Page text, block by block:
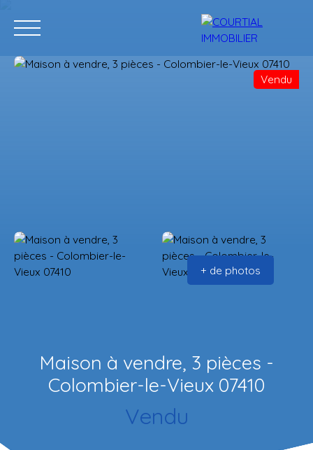
Vendu
+ de photos
Maison à vendre, 3 pièces -
Colombier-le-Vieux 07410
Vendu